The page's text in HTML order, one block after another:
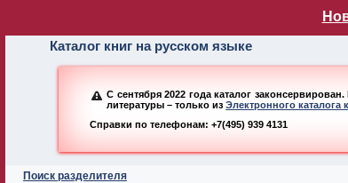
Каталог книг на русском языке
С сентября 2022 года каталог
литературы – только изЭлектронного каталога
Справки по телефонам: +7(495) 939 4131
Поиск разделителя